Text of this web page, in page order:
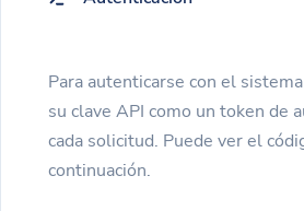
Para autenticarse con el
su clave API como un token de
cada solicitud. Puede ver el
continuación.